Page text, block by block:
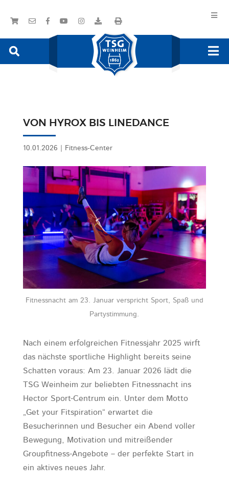
VON HYROX BIS LINEDANCE
10.01.2026 Fitness-Center
Fitnessnacht am 23. Januar verspricht Sport, Spaß und
Partystimmung.
Nach einem erfolgreichen Fitnessjahr 2025 wirft
das nächste sportliche Highlight bereits seine
Schatten voraus: Am 23. Januar 2026 lädt die
TSG Weinheim zur beliebten Fitnessnacht ins
Hector Sport-Centrum ein. Unter dem Motto
„Get your Fitspiration“ erwartet die
Besucherinnen und Besucher ein Abend voller
Bewegung, Motivation und mitreißender
Groupfitness-Angebote – der perfekte Start in
ein aktives neues Jahr.